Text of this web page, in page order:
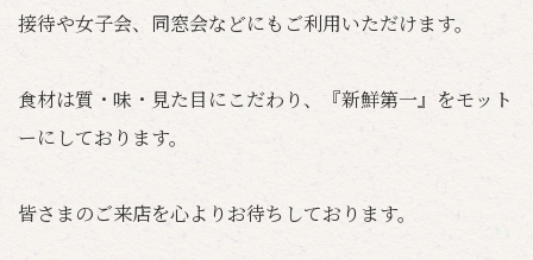
接待や女子会、同窓会などにもご利用いただけます。
食材は質・味・見た目にこだわり、『新鮮第一』をモット
ーにしております。
皆さまのご来店を心よりお待ちしております。